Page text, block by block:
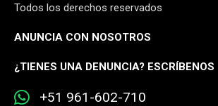
Todos los derechos reservados
ANUNCIA CON NOSOTROS
¿TIENES UNA DENUNCIA? ESCRÍBENOS
+51 961-602-710